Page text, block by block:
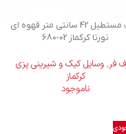
قالب مستطیل 42 سانتی متر قهوه ای
تورتا کرکماز 680-02
فر, وسایل کیک و شیرینی‌ پزی
کرکماز
ناموجود